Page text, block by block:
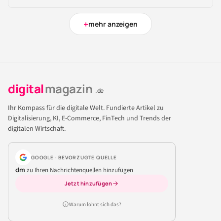
+mehr anzeigen
digitalmagazin .de
Ihr Kompass für die digitale Welt. Fundierte Artikel zu
Digitalisierung, KI, E-Commerce, FinTech und Trends der
digitalen Wirtschaft.
GOOGLE · BEVORZUGTE QUELLE
dm zu Ihren Nachrichtenquellen hinzufügen
Jetzt hinzufügen
Warum lohnt sich das?